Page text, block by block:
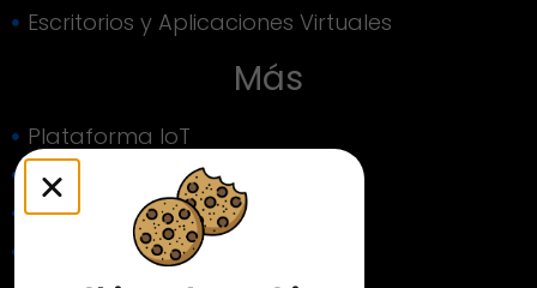
Escritorios y Aplicaciones Virtuales
Más
Plataforma IoT
Plataforma de Monitoreo
Portafolio
Mesa de Servicio